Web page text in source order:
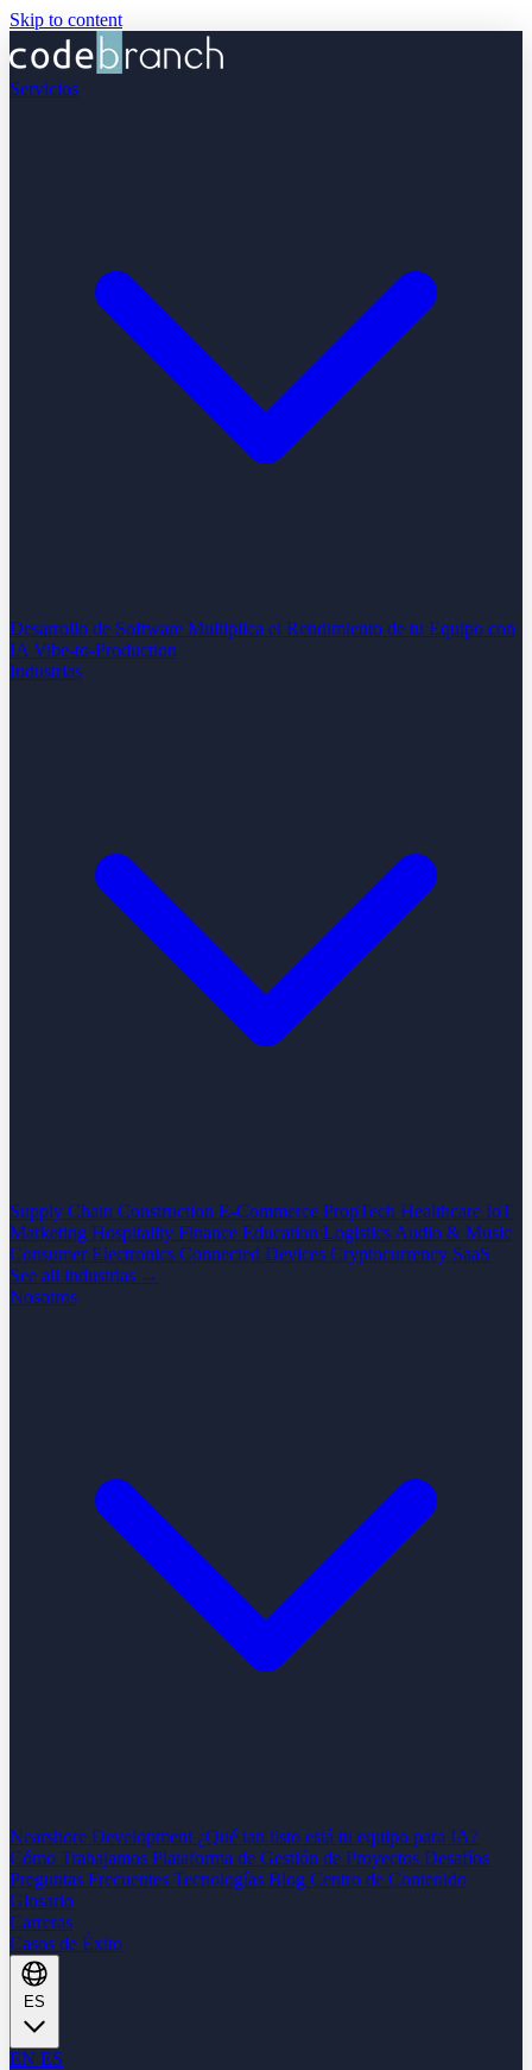
Skip to content
Servicios
Desarrollo de Software Multiplica el Rendimiento de tu Equipo con
IA Vibe-to-Production
Industrias
Supply Chain Construction E-Commerce PropTech Healthcare IoT
Marketing Hospitality Finance Education Logistics Audio & Music
Consumer Electronics Connected Devices Cryptocurrency SaaS
See all industrias →
Nosotros
Nearshore Development ¿Qué tan listo está tu equipo para IA?
Cómo Trabajamos Plataforma de Gestión de Proyectos Desafíos
Preguntas Frecuentes Tecnologías Blog Centro de Contenido
Glosario
Carreras
Casos de Éxito
EN ES